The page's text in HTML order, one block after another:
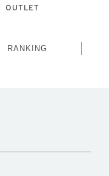
OUTLET
RANKING